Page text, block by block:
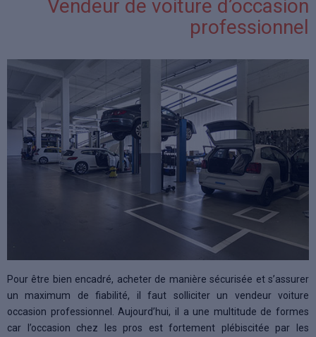
Vendeur de voiture d’occasion
professionnel
Pour être bien encadré, acheter de manière sécurisée et s’assurer
un maximum de fiabilité, il faut solliciter un vendeur voiture
occasion professionnel. Aujourd’hui, il a une multitude de formes
car l’occasion chez les pros est fortement plébiscitée par les